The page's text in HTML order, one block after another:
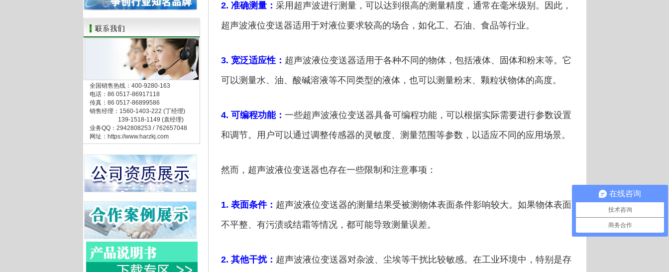
全国销售热线：400-9280-163
电话：86 0517-86917118
传真：86 0517-86899586
销售经理：1560-1403-222 (丁经理)
139-1518-1149 (袁经理)
业务QQ：2942808253 / 762657048
网址：https://www.harzkj.com
2. 准确测量： 采用超声波进行测量，可以达到很高的测量精度，通常在毫米级别。因此，
超声波液位变送器适用于对液位要求较高的场合，如化工、石油、食品等行业。
3. 宽泛适应性： 超声波液位变送器适用于各种不同的物体，包括液体、固体和粉末等。它
可以测量水、油、酸碱溶液等不同类型的液体，也可以测量粉末、颗粒状物体的高度。
4. 可编程功能： 一些超声波液位变送器具备可编程功能，可以根据实际需要进行参数设置
和调节。用户可以通过调整传感器的灵敏度、测量范围等参数，以适应不同的应用场景。
然而，超声波液位变送器也存在一些限制和注意事项：
1. 表面条件： 超声波液位变送器的测量结果受被测物体表面条件影响较大。如果物体表面
不平整、有污渍或结霜等情况，都可能导致测量误差。
2. 其他干扰： 超声波液位变送器对杂波、尘埃等干扰比较敏感。在工业环境中，特别是存
在线咨询
技术咨询
商务合作